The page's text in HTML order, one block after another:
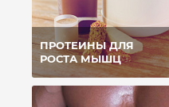
ПРОТЕИНЫ ДЛЯ
РОСТА МЫШЦ